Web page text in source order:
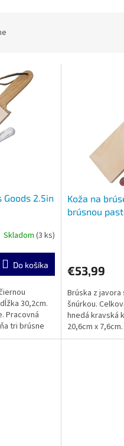
Goods 2.5in
Skladom (3 ks)
Do košíka
30,2cm.
Pracovná
tri brúsne
Koža na
brúsnou
€53,99
Brúska z
šnúrkou.
hnedá kravská
20,6cm x
Červená: Super